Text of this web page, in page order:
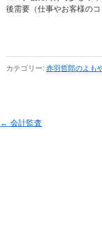
後需要（仕事やお客様の
カテゴリー: 赤羽哲郎のよも
投稿ナビゲーション
← 会計監査